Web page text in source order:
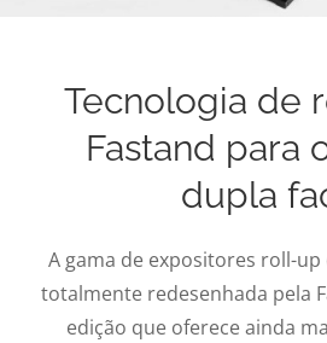
Tecnologia de
Fastand para
dupla
A gama de expositores roll-up
totalmente redesenhada pela
edição que oferece ainda